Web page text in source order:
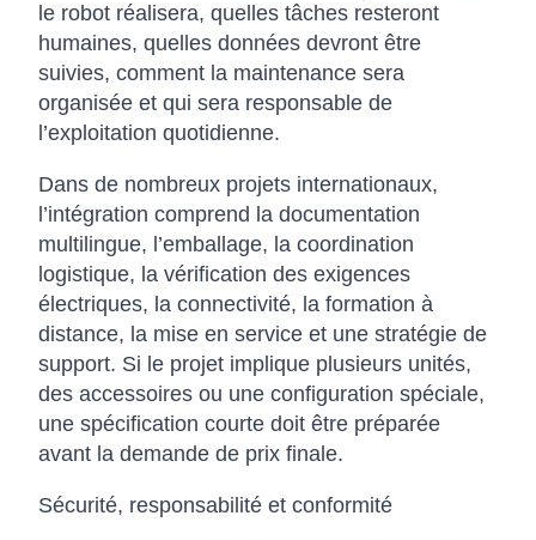
le robot réalisera, quelles tâches resteront
humaines, quelles données devront être
suivies, comment la maintenance sera
organisée et qui sera responsable de
l’exploitation quotidienne.
Dans de nombreux projets internationaux,
l’intégration comprend la documentation
multilingue, l’emballage, la coordination
logistique, la vérification des exigences
électriques, la connectivité, la formation à
distance, la mise en service et une stratégie de
support. Si le projet implique plusieurs unités,
des accessoires ou une configuration spéciale,
une spécification courte doit être préparée
avant la demande de prix finale.
Sécurité, responsabilité et conformité